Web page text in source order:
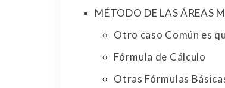
MÉTODO DE LAS ÁREAS
Otro caso Común es
Fórmula de Cálculo
Otras Fórmulas